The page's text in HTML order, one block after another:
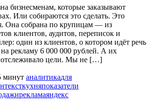
бизнесменам, которые заказывают
Или собираются это сделать. Это
Она собрана по крупицам — из
клиентов, аудитов, переписок и
один из клиентов, о котором идёт речь
на рекламу 6 000 000 рублей. А их
отслеживало цели. Мы не […]
минут аналитикадля
кухняпоказатели
рекламаяндекс